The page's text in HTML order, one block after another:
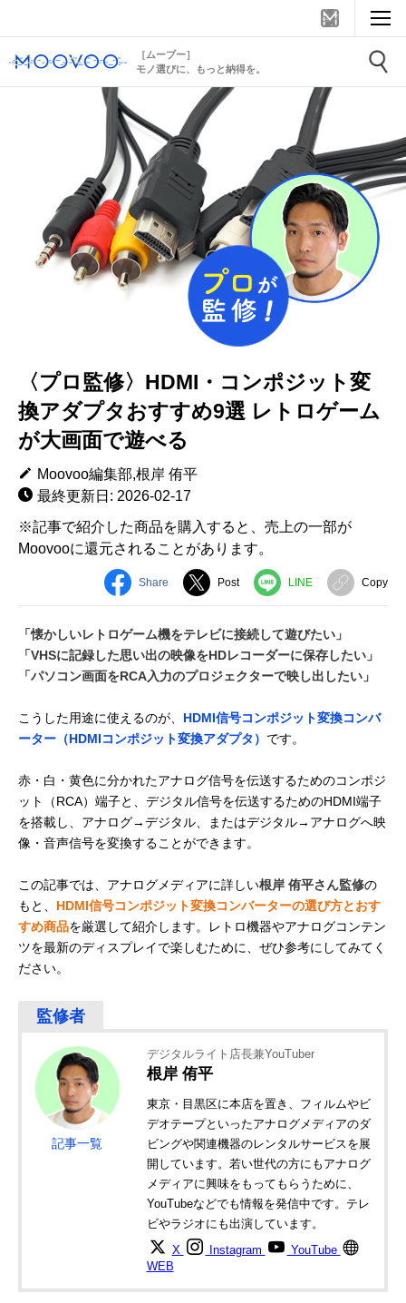
［ムーブー］
モノ選びに、もっと納得を。
〈プロ監修〉HDMI・コンポジット変
換アダプタおすすめ9選 レトロゲーム
が大画面で遊べる
Moovoo編集部,根岸 侑平
最終更新日: 2026-02-17
※記事で紹介した商品を購入すると、売上の一部が
Moovooに還元されることがあります。
Share Post LINE Copy
「懐かしいレトロゲーム機をテレビに接続して遊びたい」
「VHSに記録した思い出の映像をHDレコーダーに保存したい」
「パソコン画面をRCA入力のプロジェクターで映し出したい」
こうした用途に使えるのが、 HDMI信号コンポジット変換コンバ
ーター（HDMIコンポジット変換アダプタ） です。
赤・白・黄色に分かれたアナログ信号を伝送するためのコンポジ
ット（RCA）端子と、デジタル信号を伝送するためのHDMI端子
を搭載し、アナログ→デジタル、またはデジタル→アナログへ映
像・音声信号を変換することができます。
この記事では、アナログメディアに詳しい根岸 侑平さん監修の
もと、 HDMI信号コンポジット変換コンバーターの選び方とおす
すめ商品を厳選して紹介します。レトロ機器やアナログコンテン
ツを最新のディスプレイで楽しむために、ぜひ参考にしてみてく
ださい。
記事一覧
デジタルライト店長兼YouTuber
根岸 侑平
東京・目黒区に本店を置き、フィルムやビ
デオテープといったアナログメディアのダ
ビングや関連機器のレンタルサービスを展
開しています。若い世代の方にもアナログ
メディアに興味をもってもらうために、
YouTubeなどでも情報を発信中です。テレ
ビやラジオにも出演しています。
X Instagram
YouTube
WEB